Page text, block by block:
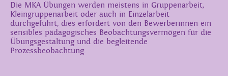
Die MKA Übungen werden meistens in Gruppenarbeit,
Kleingruppenarbeit oder auch in Einzelarbeit
durchgeführt, dies erfordert von den Bewerberinnen ein
sensibles pädagogisches Beobachtungsvermögen für die
Übungsgestaltung und die begleitende
Prozessbeobachtung.